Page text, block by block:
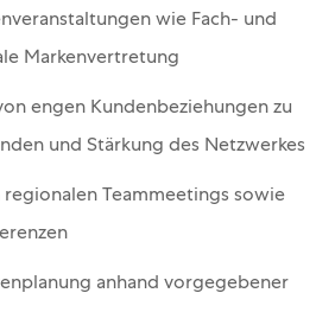
wie Fach- und
Markenvertretung
engen Kundenbeziehungen zu
und Stärkung des Netzwerkes
regionalen Teammeetings sowie
anhand vorgegebener